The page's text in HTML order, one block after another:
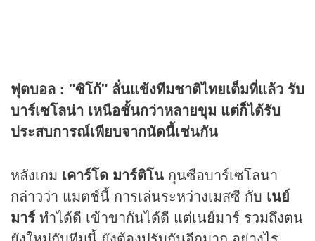
ฟุตบอล : "ซิโก้" ลั่นแข้งทีมชาติไทยเต็มที่แล้ว รับ
บาร์เซโลน่า เหนือชั้นกว่าหลายขุม แต่ก็ได้รับ
ประสบการณ์เพียบจากนัดนี้เช่นกัน
หลังเกม เคาร์โด มาร์ติโน กุนซือบาร์เซโลนา
กล่าวว่า แมตช์นี้ การเล่นระหว่างเมสซี กับ เนย์
มาร์ ทำได้ดี เข้าขากันได้ดี แต่เนย์มาร์ รวมถึงตน